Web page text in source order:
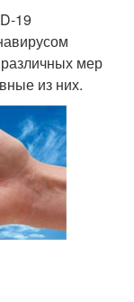
19
мер
из них.